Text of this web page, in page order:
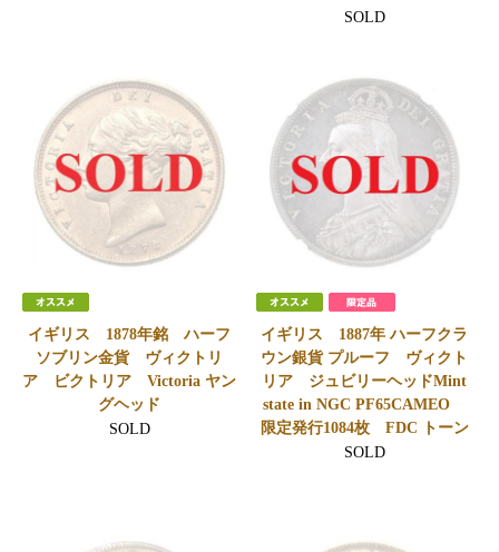
SOLD
イギリス 1878年銘 ハーフ
ソブリン金貨 ヴィクトリ
ア ビクトリア Victoria ヤン
グヘッド
SOLD
イギリス 1887年 ハーフクラ
ウン銀貨 プルーフ ヴィクト
リア ジュビリーヘッドMint
state in NGC PF65CAMEO
限定発行1084枚 FDC トーン
SOLD